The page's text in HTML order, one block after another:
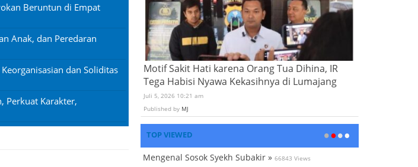
Beruntun di Empat
Anak, dan Peredaran
dan Soliditas
Perkuat Karakter,
Motif Sakit Hati karena Orang Tua Dihina, IR
Tega Habisi Nyawa Kekasihnya di Lumajang
Juli 5, 2026 10:21 am
Published by MJ
TOP VIEWED
Mengenal Sosok Syekh Subakir » 66843 Views